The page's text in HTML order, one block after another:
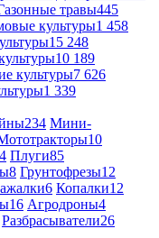
травы445
культуры1 458
15 248
10 189
культуры7 626
1 339
234 Мини-
10
Плуги85
8 Грунтофрезы12
6 Копалки12
16 Агродроны4
Разбрасыватели26